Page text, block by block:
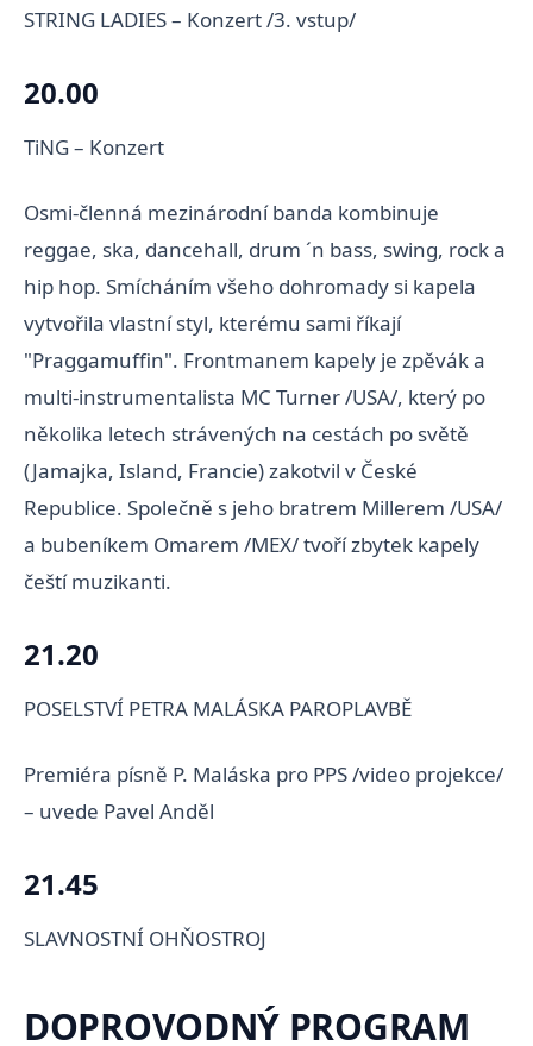
STRING LADIES – Konzert /3. vstup/
20.00
TiNG – Konzert
Osmi-členná mezinárodní banda kombinuje
reggae, ska, dancehall, drum ´n bass, swing, rock a
hip hop. Smícháním všeho dohromady si kapela
vytvořila vlastní styl, kterému sami říkají
"Praggamuffin". Frontmanem kapely je zpěvák a
multi-instrumentalista MC Turner /USA/, který po
několika letech strávených na cestách po světě
(Jamajka, Island, Francie) zakotvil v České
Republice. Společně s jeho bratrem Millerem /USA/
a bubeníkem Omarem /MEX/ tvoří zbytek kapely
čeští muzikanti.
21.20
POSELSTVÍ PETRA MALÁSKA PAROPLAVBĚ
Premiéra písně P. Maláska pro PPS /video projekce/
– uvede Pavel Anděl
21.45
SLAVNOSTNÍ OHŇOSTROJ
DOPROVODNÝ PROGRAM